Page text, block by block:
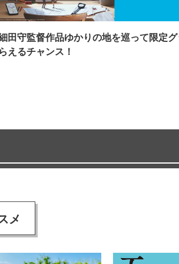
田守監督作品ゆかりの地を巡って限定
らえるチャンス！
メ